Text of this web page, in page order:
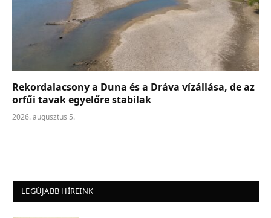
Rekordalacsony a Duna és a Dráva vízállása, de az
orfűi tavak egyelőre stabilak
2026. augusztus 5.
LEGÚJABB HÍREINK